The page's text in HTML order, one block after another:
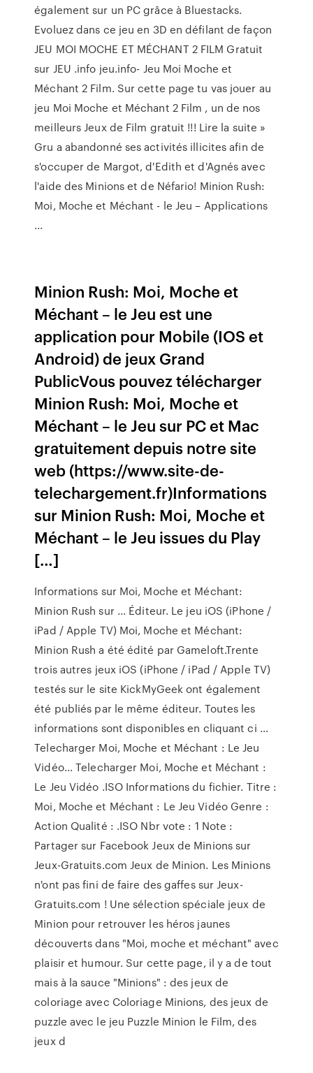
également sur un PC grâce à Bluestacks.
Evoluez dans ce jeu en 3D en défilant de façon
JEU MOI MOCHE ET MÉCHANT 2 FILM Gratuit
sur JEU .info jeu.info- Jeu Moi Moche et
Méchant 2 Film. Sur cette page tu vas jouer au
jeu Moi Moche et Méchant 2 Film , un de nos
meilleurs Jeux de Film gratuit !!! Lire la suite »
Gru a abandonné ses activités illicites afin de
s'occuper de Margot, d'Edith et d'Agnés avec
l'aide des Minions et de Néfario! Minion Rush:
Moi, Moche et Méchant - le Jeu – Applications
...
Minion Rush: Moi, Moche et
Méchant – le Jeu est une
application pour Mobile (IOS et
Android) de jeux Grand
PublicVous pouvez télécharger
Minion Rush: Moi, Moche et
Méchant – le Jeu sur PC et Mac
gratuitement depuis notre site
web (https://www.site-de-
telechargement.fr)Informations
sur Minion Rush: Moi, Moche et
Méchant – le Jeu issues du Play
[…]
Informations sur Moi, Moche et Méchant:
Minion Rush sur ... Éditeur. Le jeu iOS (iPhone /
iPad / Apple TV) Moi, Moche et Méchant:
Minion Rush a été édité par Gameloft.Trente
trois autres jeux iOS (iPhone / iPad / Apple TV)
testés sur le site KickMyGeek ont également
été publiés par le même éditeur. Toutes les
informations sont disponibles en cliquant ci …
Telecharger Moi, Moche et Méchant : Le Jeu
Vidéo... Telecharger Moi, Moche et Méchant :
Le Jeu Vidéo .ISO Informations du fichier. Titre :
Moi, Moche et Méchant : Le Jeu Vidéo Genre :
Action Qualité : .ISO Nbr vote : 1 Note :
Partager sur Facebook Jeux de Minions sur
Jeux-Gratuits.com Jeux de Minion. Les Minions
n'ont pas fini de faire des gaffes sur Jeux-
Gratuits.com ! Une sélection spéciale jeux de
Minion pour retrouver les héros jaunes
découverts dans "Moi, moche et méchant" avec
plaisir et humour. Sur cette page, il y a de tout
mais à la sauce "Minions" : des jeux de
coloriage avec Coloriage Minions, des jeux de
puzzle avec le jeu Puzzle Minion le Film, des
jeux d